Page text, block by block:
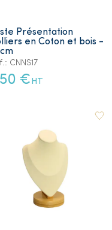
Présentation
en Coton et bois -
CNNS17
€ HT